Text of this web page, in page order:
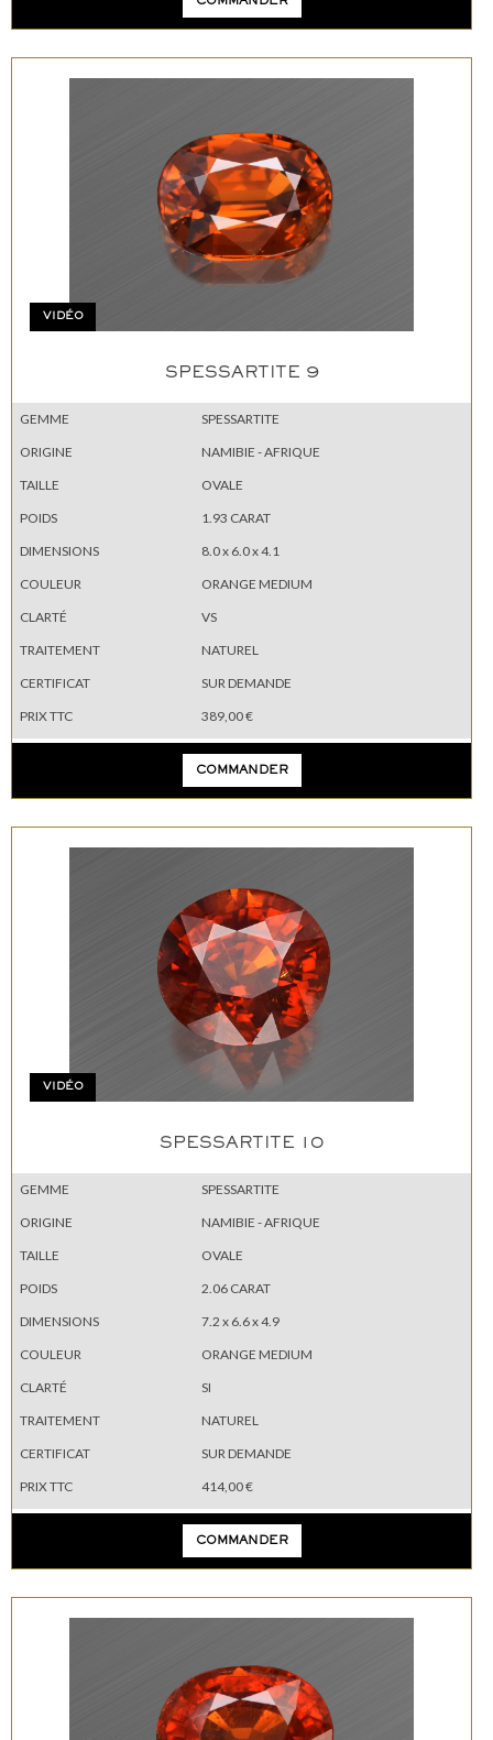
VIDÉO
SPESSARTITE 9
GEMME
SPESSARTITE
ORIGINE
NAMIBIE - AFRIQUE
TAILLE
OVALE
POIDS
1.93 CARAT
DIMENSIONS
8.0 x 6.0 x 4.1
COULEUR
ORANGE MEDIUM
CLARTÉ
VS
TRAITEMENT
NATUREL
CERTIFICAT
SUR DEMANDE
PRIX TTC
389,00 €
COMMANDER
VIDÉO
SPESSARTITE 10
GEMME
SPESSARTITE
ORIGINE
NAMIBIE - AFRIQUE
TAILLE
OVALE
POIDS
2.06 CARAT
DIMENSIONS
7.2 x 6.6 x 4.9
COULEUR
ORANGE MEDIUM
CLARTÉ
SI
TRAITEMENT
NATUREL
CERTIFICAT
SUR DEMANDE
PRIX TTC
414,00 €
COMMANDER